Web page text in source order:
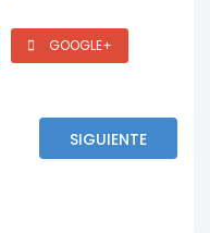
GOOGLE+
SIGUIENTE